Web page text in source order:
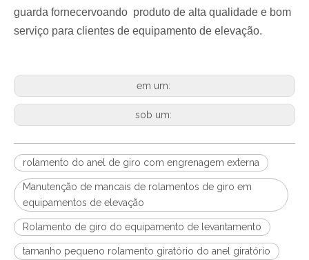
guarda fornecervoando produto de alta qualidade e bom
serviço para clientes de equipamento de elevação.
em um:
sob um:
rolamento do anel de giro com engrenagem externa
Manutenção de mancais de rolamentos de giro em
equipamentos de elevação
Rolamento de giro do equipamento de levantamento
tamanho pequeno rolamento giratório do anel giratório